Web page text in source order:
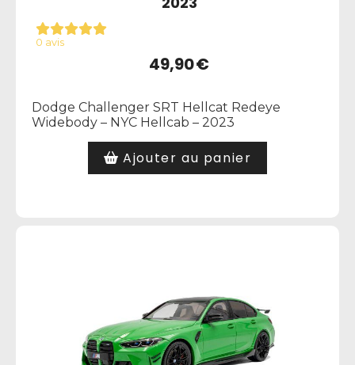
0 avis
49,90€
Dodge Challenger SRT Hellcat Redeye
Widebody – NYC Hellcab – 2023
Ajouter au panier